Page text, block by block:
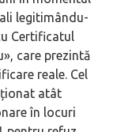
legitimându-
Certificatul
care prezintă
reale. Cel
atât
în locuri